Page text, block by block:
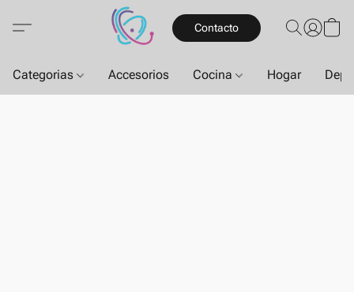
Contacto
Categorias Accesorios Cocina Hogar